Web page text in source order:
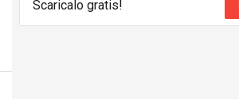
Scaricalo gratis!